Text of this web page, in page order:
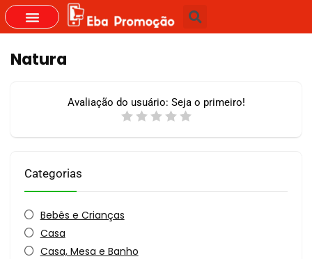
Natura
Avaliação do usuário: Seja o primeiro!
Categorias
Bebês e Crianças
Casa
Casa, Mesa e Banho